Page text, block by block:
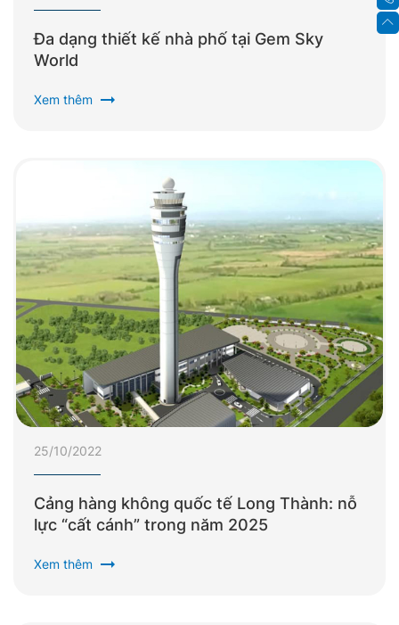
Đa dạng thiết kế nhà phố tại Gem Sky
World
Xem thêm arrow_right_alt
25/10/2022
Cảng hàng không quốc tế Long Thành: nỗ
lực “cất cánh” trong năm 2025
Xem thêm arrow_right_alt